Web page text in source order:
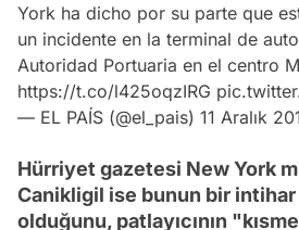
York ha dicho por su parte que
un incidente en la terminal de
Autoridad Portuaria en el centro
https://t.co/l425oqzIRG
— EL PAÍS (@el_pais) 11 Aralık
Hürriyet gazetesi New York
Canikligil ise bunun bir intihar
olduğunu, patlayıcının